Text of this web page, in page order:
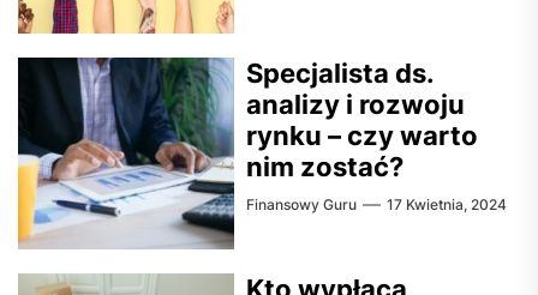
Specjalista ds.
analizy i rozwoju
rynku – czy warto
nim zostać?
Finansowy Guru 17 Kwietnia, 2024